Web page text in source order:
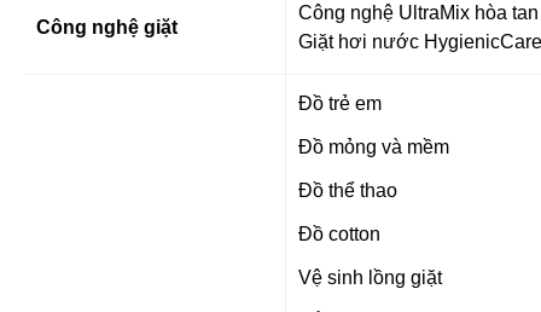
Công nghệ giặt
Công nghệ UltraMix hòa
Giặt hơi nước
Đồ trẻ em
Đồ mỏng và mềm
Đồ thể thao
Đồ cotton
Vệ sinh lồng giặt